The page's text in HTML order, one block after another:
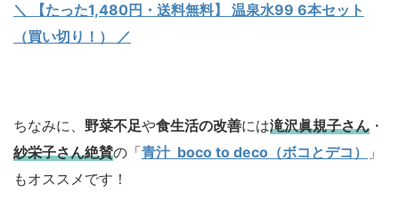
＼ 【たった1,480円・送料無料】 温泉水99 6本セット
（買い切り！） ／
ちなみに、 野菜不足や食生活の改善には滝沢眞規子さん ・
紗栄子さん絶賛の「青汁 boco to deco（ボコとデコ）
」
もオススメです！